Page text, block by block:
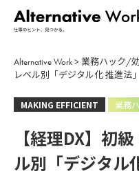
Alternative Work> 業務ハック/
レベル別「デジタル化 推進法」
MAKING EFFICIENT 業務
【経理DX】初
ル別「デジタル